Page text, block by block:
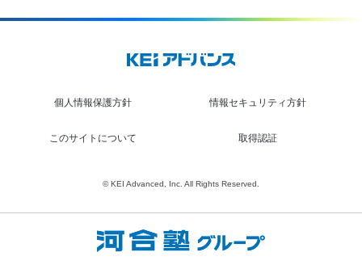
個人情報保護方針 情報セキュリティ方針
このサイトについて 取得認証
© KEI Advanced, Inc. All Rights Reserved.